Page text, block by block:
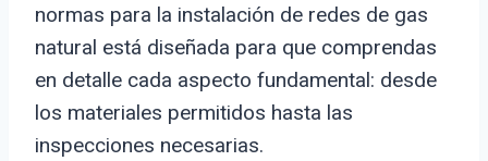
normas para la instalación de redes de gas
natural está diseñada para que comprendas
en detalle cada aspecto fundamental: desde
los materiales permitidos hasta las
inspecciones necesarias.